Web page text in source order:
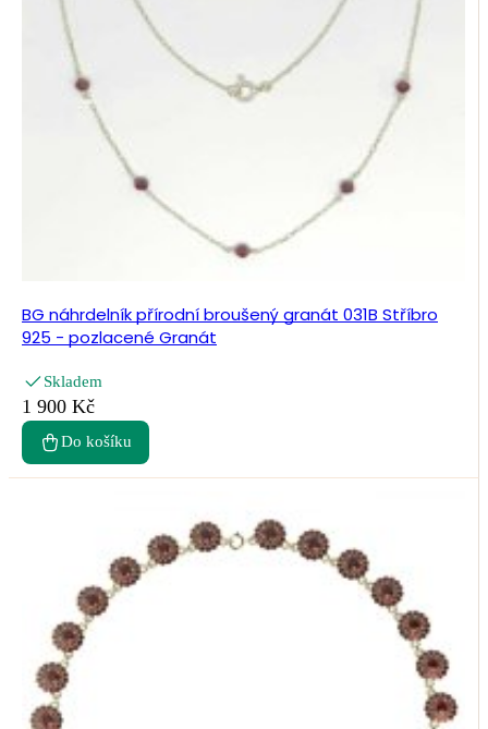
BG náhrdelník přírodní broušený granát 031B Stříbro
925 - pozlacené Granát
Skladem
1 900 Kč
Do košíku